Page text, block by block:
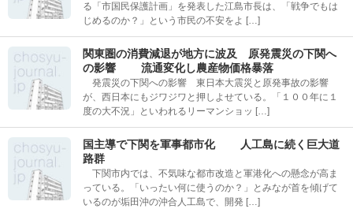
る「市国民保護計画」を発表した江島市長は、「戦争でもは
じめるのか？」という市民の不安をよ […]
関東圏の消費減退が地方に波及 原発震災の下関へ
の影響 流通変化し農産物価格暴落
発震災の下関への影響 東日本大震災と原発事故の影響
が、西日本にもジワジワと押しよせている。「１００年に１
度の大不況」といわれるリーマンショッ […]
国主導で下関を軍事都市化 人工島に続く巨大道
路群
下関市内では、不気味な都市改造と軍港化への懸念が高ま
っている。「いったい何に使うのか？」とみなが首を傾げて
いるのが垢田沖の沖合人工島で、開発 […]